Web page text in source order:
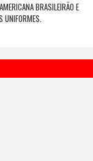
BRASILEIRÃO E
UNIFORMES.